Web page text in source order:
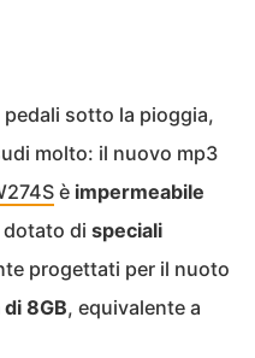
sotto la pioggia,
molto: il nuovo mp3
è impermeabile
dotato di speciali
progettati per il nuoto
8GB, equivalente a